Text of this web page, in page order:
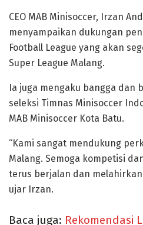
CEO MAB Minisoccer, Irzan
menyampaikan dukungan
Football League yang akan
Super League Malang.
Ia juga mengaku bangga dan
seleksi Timnas Minisoccer
MAB Minisoccer Kota Batu.
“Kami sangat mendukung
Malang. Semoga kompetisi
terus berjalan dan
ujar Irzan.
Baca juga: Rekomendasi